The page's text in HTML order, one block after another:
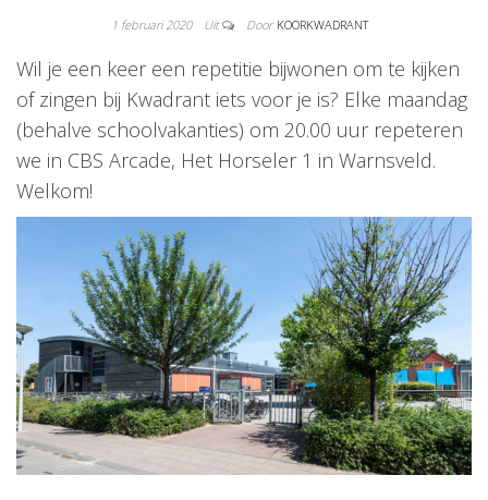
1 februari 2020 Uit Door KOORKWADRANT
Wil je een keer een repetitie bijwonen om te kijken
of zingen bij Kwadrant iets voor je is? Elke maandag
(behalve schoolvakanties) om 20.00 uur repeteren
we in CBS Arcade, Het Horseler 1 in Warnsveld.
Welkom!